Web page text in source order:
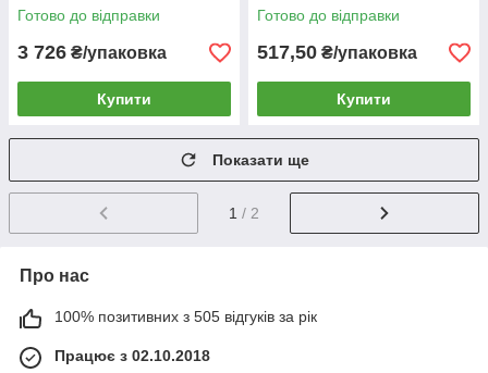
Готово до відправки
3 726 ₴/упаковка
Купити
Готово до відправки
517,50 ₴/упаковка
Купити
Показати ще
1 / 2
Про нас
100% позитивних з 505 відгуків за рік
Працює з 02.10.2018